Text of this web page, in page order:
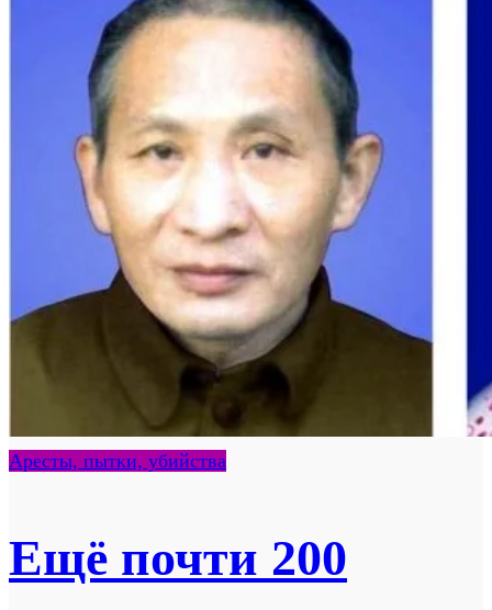
Аресты, пытки, убийства
Ещё почти 200